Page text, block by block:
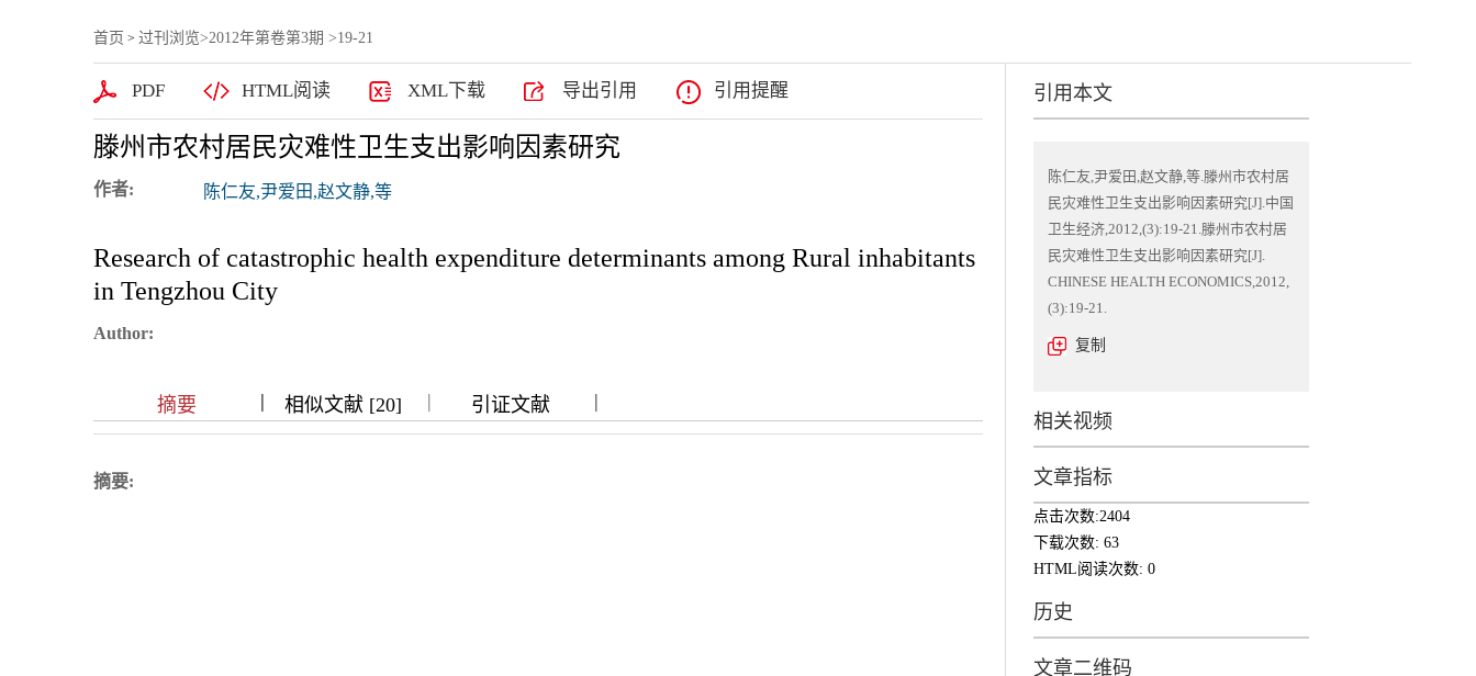
高级查询
下载排名
首页 > 过刊浏览>2012年第卷第3期 >19-21
PDF HTML阅读 XML下载 导出引用 引用提醒
滕州市农村居民灾难性卫生支出影响因素研究
作者: 陈仁友,尹爱田,赵文静,等
Research of catastrophic health expenditure determinants among Rural inhabitants
in Tengzhou City
Author:
摘要 |||| 相似文献 [20] | 引证文献 ||
摘要:
引用本文
陈仁友,尹爱田,赵文静,等.滕州市农村居
民灾难性卫生支出影响因素研究[J].中国
卫生经济,2012,(3):19-21.滕州市农村居
民灾难性卫生支出影响因素研究[J].
CHINESE HEALTH ECONOMICS,2012,
(3):19-21.
复制
相关视频
文章指标
点击次数:2404
下载次数: 63
HTML阅读次数: 0
历史
文章二维码